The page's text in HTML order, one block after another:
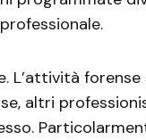
L’attività forense
altri